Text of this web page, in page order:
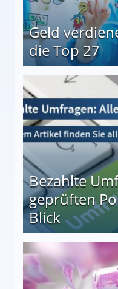
Geld
die Top 27
Bezahlte
geprüften
Blick
auf einen Blick